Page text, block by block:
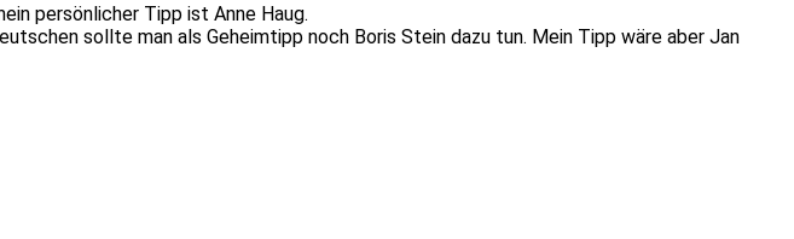
persönlicher Tipp ist Anne Haug.
sollte man als Geheimtipp noch Boris Stein dazu tun. Mein Tipp wäre aber Jan